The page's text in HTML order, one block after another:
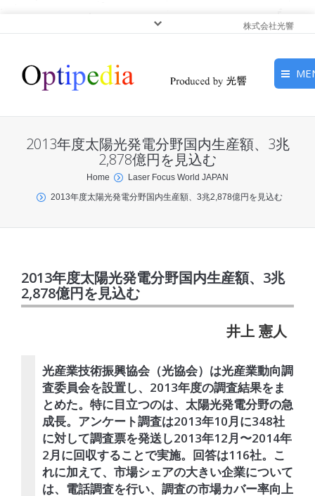
株式会社光響
ピックアップ
サービス
2013年度太陽光発電分野国内生産額、3兆
2,878億円を見込む
You are here:Home
Laser Focus World JAPAN
2013年度太陽光発電分野国内生産額、3兆2,878億円を見込む
2013年度太陽光発電分野国内生産額、3兆
2,878億円を見込む
井上 憲人
光産業技術振興協会（光協会）は光産業動向調
査委員会を設置し、2013年度の調査結果をま
とめた。特に目立つのは、太陽光発電分野の急
成長。アンケート調査は2013年10月に348社
に対して調査票を発送し2013年12月〜2014年
2月に回収することで実施。回答は116社。こ
れに加えて、市場シェアの大きい企業について
は、電話調査を行い、調査の市場カバー率向上